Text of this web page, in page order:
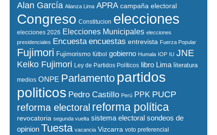
Alan García Alianza Lima APRA campaña electoral
Congreso Constitucion elecciones
elecciones 2026 Elecciones Municipales elecciones
presidenciales
Encuesta encuestas entrevista Fuerza Popular
Fujimori Fujimorismo fútbol gobierno Humala IOP IU JNE
Keiko Fujimori Ley de Partidos Políticos libro Lima literatura
medios ONPE Parlamento partidos
politicos Pedro Castillo Perú PPK PUCP
reforma electoral reforma política
revocatoria segunda vuelta sistema electoral sondeos de
opinion Tuesta vacancia Vizcarra voto preferencial